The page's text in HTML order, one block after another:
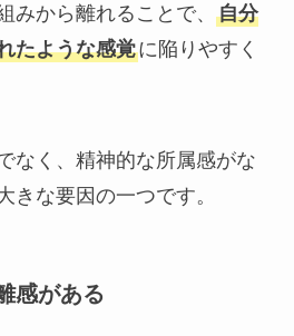
みから離れることで、 自分
たような感覚に陥りやすく
なく、精神的な所属感がな
きな要因の一つです。
感がある